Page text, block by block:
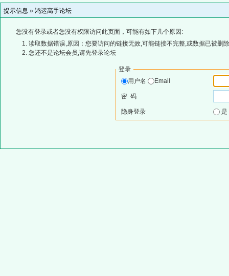
提示信息 » 鸿运高手论坛
您没有登录或者您没有权限访问此页面，可能有如下几个原因:
读取数据错误,原因：您要访问的链接无效,可能链接不完整,或数据已被删
您还不是论坛会员,请先登录论坛
登录
用户名
Email
密 码
隐身登录